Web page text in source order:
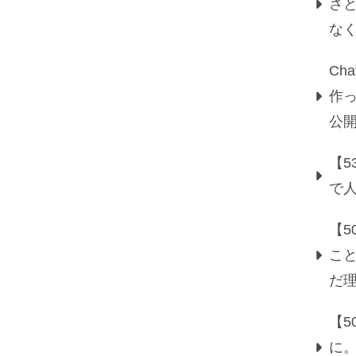
さ
な
作
公
【
で
【
こ
だ
【
に